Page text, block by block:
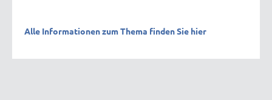
Alle Informationen zum Thema finden Sie hier